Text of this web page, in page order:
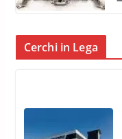
Cerchi in Lega